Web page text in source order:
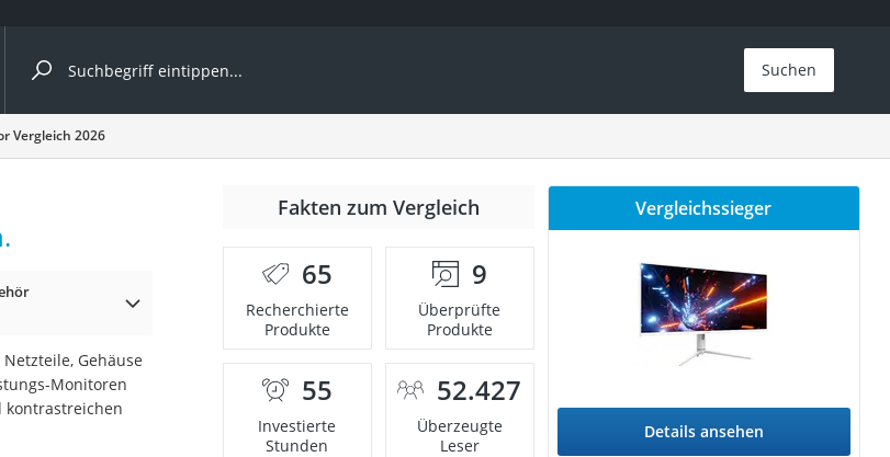
Kategorie
Suchen
Vergleich 2026
Gehäuse
Monitoren
kontrastreichen
Fakten zum Vergleich
65
Recherchierte
Produkte
9
Überprüfte
Produkte
55
Investierte
Stunden
52.427
Überzeugte
Leser
Vergleichssieger
Details ansehen